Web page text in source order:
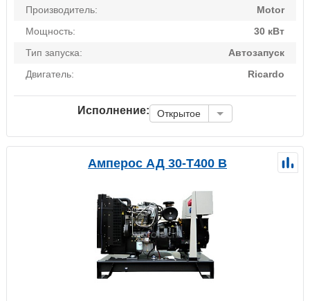
Производитель:
Motor
Мощность:
30 кВт
Тип запуска:
Автозапуск
Двигатель:
Ricardo
Исполнение: Открытое
Амперос АД 30-Т400 B